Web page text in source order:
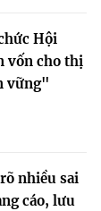
Hội
vốn cho thị
vững"
nhiều sai
cáo, lưu